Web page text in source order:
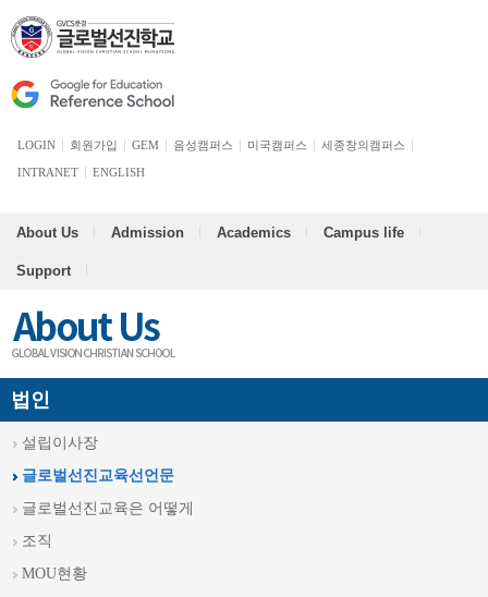
LOGIN 회원가입 GEM 음성캠퍼스 미국캠퍼스 세종창의캠퍼스
INTRANET ENGLISH
About Us Admission Academics Campus life
Support
법인
설립이사장
글로벌선진교육선언문
글로벌선진교육은 어떻게
조직
MOU현황